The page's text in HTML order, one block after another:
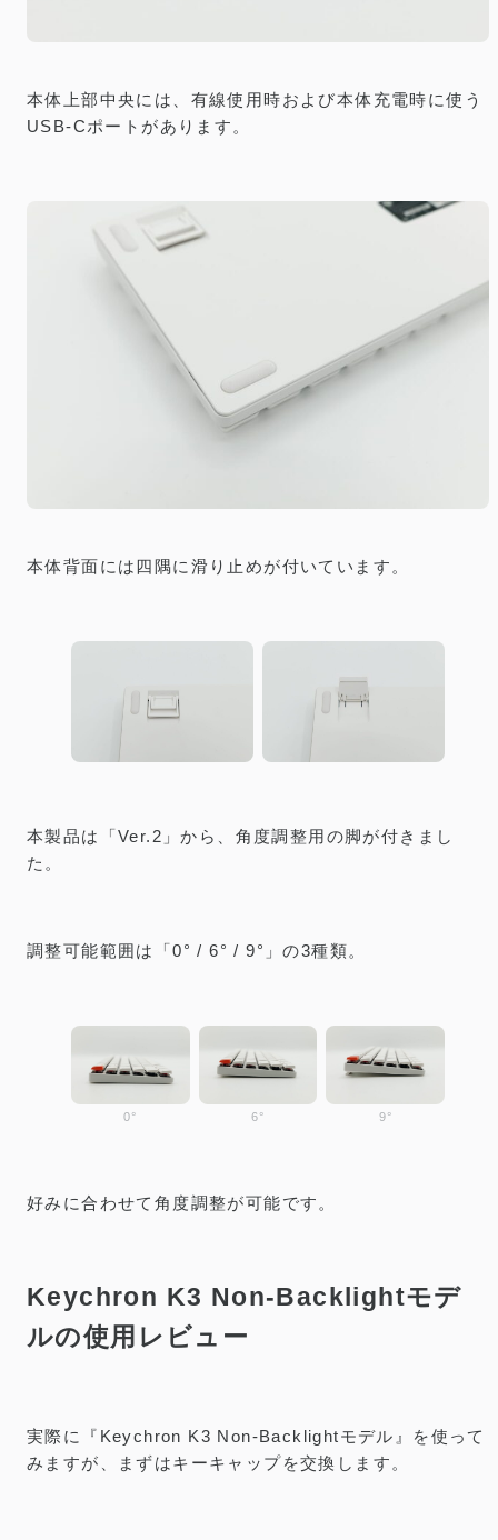
本体上部中央には、有線使用時および本体充電時に使う
USB-Cポートがあります。
本体背面には四隅に滑り止めが付いています。
本製品は「Ver.2」から、角度調整用の脚が付きまし
た。
調整可能範囲は「0° / 6° / 9°」の3種類。
0° 6° 9°
好みに合わせて角度調整が可能です。
Keychron K3 Non-Backlightモデ
ルの使用レビュー
実際に『Keychron K3 Non-Backlightモデル』を使って
みますが、まずはキーキャップを交換します。